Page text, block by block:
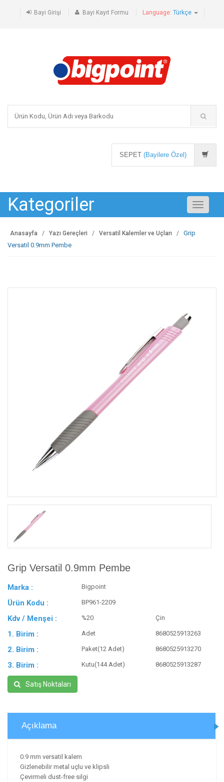
Bayi Girişi Bayi Kayıt Formu Language: Türkçe
SEPET (Bayilere Özel)
Kategoriler
Toggle
Anasayfa Yazı Gereçleri Versatil Kalemler ve Uçları
Grip
Versatil 0.9mm Pembe
Grip Versatil 0.9mm Pembe
Marka : Bigpoint
Ürün Kodu : BP961-2209
Kdv / Menşei : %20 Çin
1. Birim : Adet 8680525913263
2. Birim : Paket(12 Adet) 8680525913270
3. Birim : Kutu(144 Adet) 8680525913287
Satış Noktaları
Açıklama
0.9 mm versatil kalem
Gizlenebilir metal uçlu ve klipsli
Çevirmeli dust-free silgi